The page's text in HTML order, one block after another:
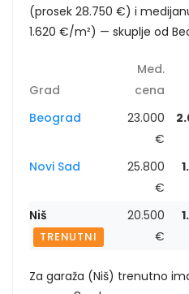
(prosek 28.750 €) i
1.620 €/m²) — skuplje od
Grad
Med.
cena
Beograd
23.000
€
Novi Sad
25.800
€
Niš
TRENUTNI
20.500
€
Za garaža (Niš) trenutno